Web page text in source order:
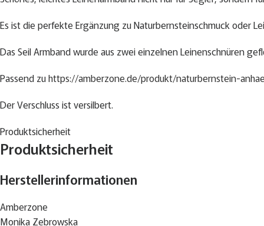
Es ist die perfekte Ergänzung zu Naturbernsteinschmuck oder
Das Seil Armband wurde aus zwei einzelnen Leinenschnüren
Passend zuhttps://amberzone.de/produkt/naturbernstein-
Der Verschluss ist versilbert.
Dicke des Seiles: 1,4 cm
Größe des Anhängers: 1,7 x 1,5 cm
Bitte geben Sie die gewünschte Länge an.
Produktsicherheit
Produktsicherheit
Herstellerinformationen
Amberzone
Monika Zebrowska